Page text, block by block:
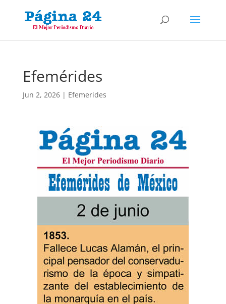
Efemérides
Jun 2, 2026| Efemerides